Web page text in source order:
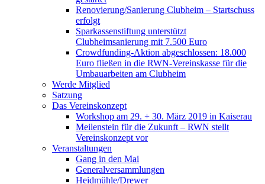
Renovierung/Sanierung Clubheim – Startschuss
erfolgt
Sparkassenstiftung unterstützt
Clubheimsanierung mit 7.500 Euro
Crowdfunding-Aktion abgeschlossen: 18.000
Euro fließen in die RWN-Vereinskasse für die
Umbauarbeiten am Clubheim
Werde Mitglied
Satzung
Das Vereinskonzept
Workshop am 29. + 30. März 2019 in Kaiserau
Meilenstein für die Zukunft – RWN stellt
Vereinskonzept vor
Veranstaltungen
Gang in den Mai
Generalversammlungen
Heidmühle/Drewer